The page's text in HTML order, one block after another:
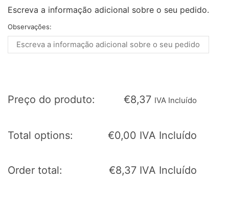
Escreva a informação adicional sobre o seu pedido.
Observações:
Preço do produto: €8,37 IVA Incluído
Total options: €0,00 IVA Incluído
Order total: €8,37 IVA Incluído